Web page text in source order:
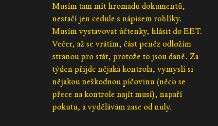
Musím tam mít hromadu dokumentů,
nestačí jen cedule s nápisem rohlíky.
Musím vystavovat účtenky, hlásit do EET.
Večer, až se vrátím, část peněz odložím
stranou pro stát, protože to jsou daně. Za
týden přijde nějaká kontrola, vymyslí si
nějakou neškodnou píčovinu (něco se
přece na kontrole najít musí), napaří
pokutu, a vydělávám zase od nuly.